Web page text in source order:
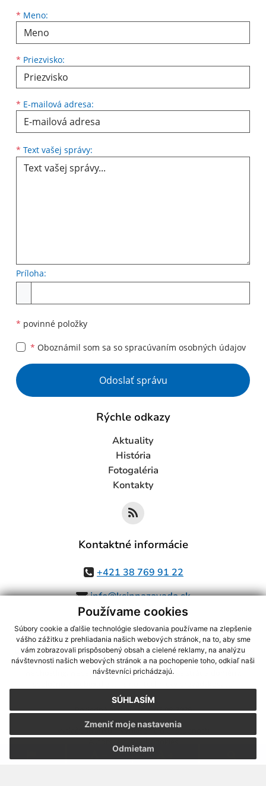
Používame cookies
Súbory cookie a ďalšie technológie sledovania používame na zlepšenie
vášho zážitku z prehliadania našich webových stránok, na to, aby sme
vám zobrazovali prispôsobený obsah a cielené reklamy, na analýzu
návštevnosti našich webových stránok a na pochopenie toho, odkiaľ naši
návštevníci prichádzajú.
SÚHLASÍM
Odmietam
Zmeniť moje nastavenia
* Meno:
Meno
* Priezvisko:
Priezvisko
* E-mailová adresa:
E-mailová adresa
* Text vašej správy:
Príloha:
* povinné položky
* Oboznámil som sa so spracúvaním osobných údajov
Google reCaptcha Response
Odoslať správu
Rýchle odkazy
Aktuality
História
Fotogaléria
Kontakty
Kontaktné informácie
+421 38 769 91 22
info@ksinnazavada.sk
využite možnosť získavania aktuálnych informácií s využitím RSS
CMS systém (redakčný) systém ECHELON 2,Mapa stránok,web portál
webex.digital, s.r.o.,domény,registrácia domény
Posledná aktualizácia:07.08.2026
Vytlačiť stránku|Vyhlásenie o prístupnosti